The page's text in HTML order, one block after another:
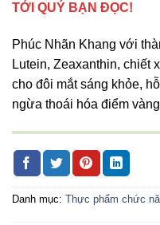
TỚI QUÝ BẠN ĐỌC!
Phúc Nhãn Khang với
Lutein, Zeaxanthin, chiết
cho đôi mắt sáng khỏe,
ngừa thoái hóa điểm
Danh mục: Thực phẩm chức